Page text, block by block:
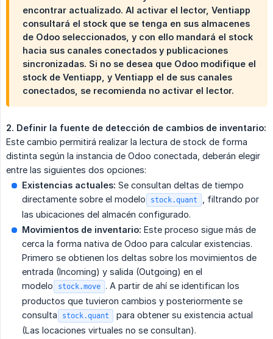
encontrar actualizado. Al activar el lector, Ventiapp
consultará el stock que se tenga en sus almacenes
de Odoo seleccionados, y con ello mandará el stock
hacia sus canales conectados y publicaciones
sincronizadas. Si no se desea que Odoo modifique el
stock de Ventiapp, y Ventiapp el de sus canales
conectados, se recomienda no activar el lector.
2. Definir la fuente de detección de cambios de inventario:
Este cambio permitirá realizar la lectura de stock de forma
distinta según la instancia de Odoo conectada, deberán elegir
entre las siguientes dos opciones:
Existencias actuales: Se consultan deltas de tiempo
directamente sobre el modelo
stock.quant
, filtrando por
las ubicaciones del almacén configurado.
Movimientos de inventario: Este proceso sigue más de
cerca la forma nativa de Odoo para calcular existencias.
Primero se obtienen los deltas sobre los movimientos de
entrada (Incoming) y salida (Outgoing) en el
modelo
stock.move . A partir de ahí se identifican los
productos que tuvieron cambios y posteriormente se
consulta
stock.quant
para obtener su existencia actual
(Las locaciones virtuales no se consultan).